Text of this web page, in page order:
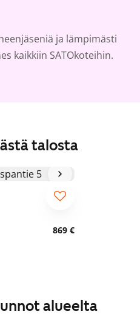
ja lämpimästi
kaikkiin SATOkoteihin.
talosta
869 €
alueelta